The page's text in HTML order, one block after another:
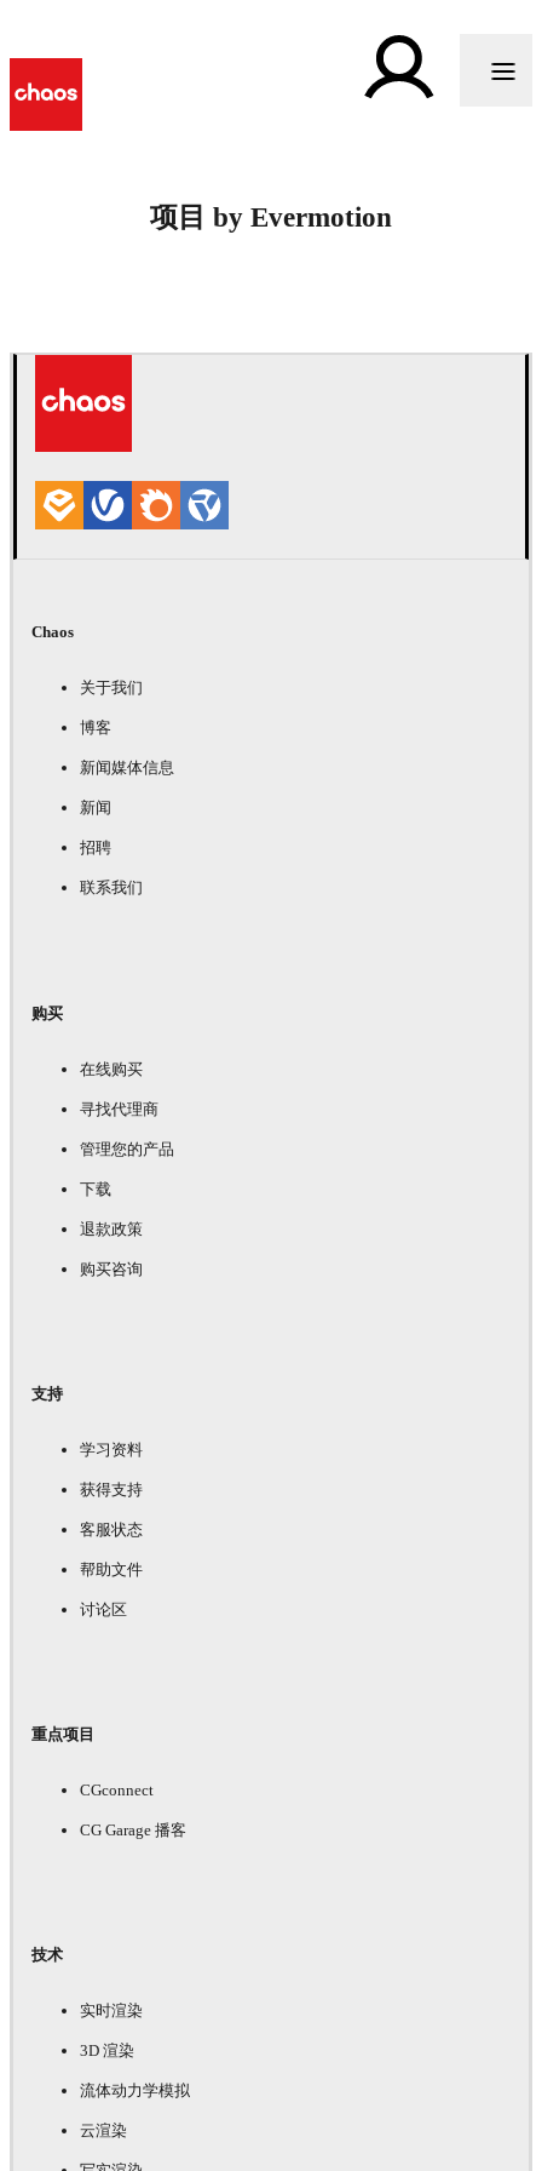
项目 by Evermotion
Chaos
关于我们
博客
新闻媒体信息
新闻
招聘
联系我们
购买
在线购买
寻找代理商
管理您的产品
下载
退款政策
购买咨询
支持
学习资料
获得支持
客服状态
帮助文件
讨论区
重点项目
CGconnect
CG Garage 播客
技术
实时渲染
3D 渲染
流体动力学模拟
云渲染